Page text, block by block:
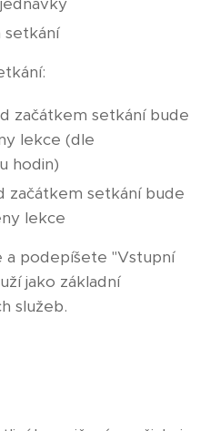
začátkem setkání bude
lekce (dle
hodin)
začátkem setkání bude
lekce
a podepíšete "Vstupní
jako základní
služeb.